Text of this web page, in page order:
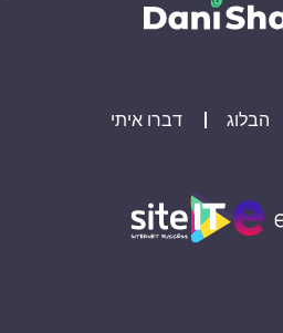
הבלוג דברו איתי